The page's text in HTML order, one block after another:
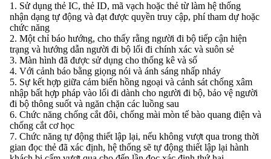
1. Sử dụng thẻ IC, thẻ ID, mã vạch hoặc thẻ từ làm hệ thống
nhận dạng tự động và đạt được quyền truy cập, phí tham dự hoặc
chức năng
2. Một chỉ báo hướng, cho thấy rằng người đi bộ tiếp cận hiện
trạng và hướng dẫn người đi bộ lối đi chính xác và suôn sẻ
3. Màn hình đã được sử dụng cho thống kê và số
4. Với cảnh báo bằng giọng nói và ánh sáng nhấp nháy
5. Sự kết hợp giữa cảm biến hồng ngoại và cảnh sát chống xâm
nhập bất hợp pháp vào lối đi dành cho người đi bộ, bảo vệ người
đi bộ thông suốt và ngăn chặn các luồng sau
6. Chức năng chống cắt đôi, chống mài mòn tế bào quang điện và
chống cắt cơ học
7. Chức năng tự động thiết lập lại, nếu không vượt qua trong thời
gian đọc thẻ đã xác định, hệ thống sẽ tự động thiết lập lại hành